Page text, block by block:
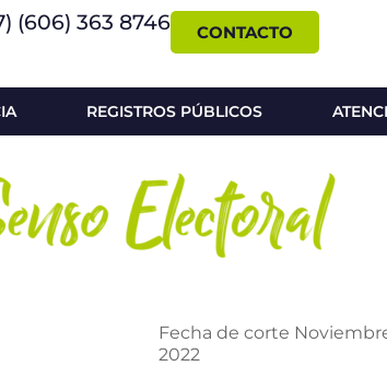
(606) 363 8746 CONTACTO
REGISTROS PÚBLICOS
Fecha de corte
2022